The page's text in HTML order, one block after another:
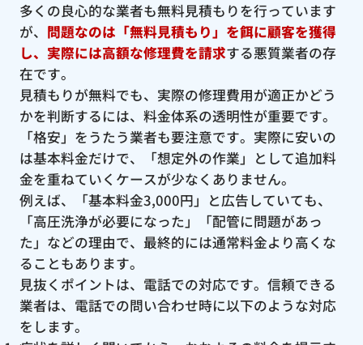
多くの良心的な業者も無料見積もりを行っています
が、 問題なのは「無料見積もり」を餌に顧客を獲得
し、実際には高額な修理費を請求する悪質業者の存
在です。
見積もりが無料でも、実際の修理費用が適正かどう
かを判断するには、料金体系の透明性が重要です。
「格安」をうたう業者も要注意です。実際に安いの
は基本料金だけで、「想定外の作業」として追加料
金を重ねていくケースが少なくありません。
例えば、「基本料金3,000円」と広告していても、
「高圧洗浄が必要になった」「配管に問題があっ
た」などの理由で、最終的には通常料金より高くな
ることもあります。
見抜くポイントは、電話での対応です。信頼できる
業者は、電話での問い合わせ時に以下のような対応
をします。